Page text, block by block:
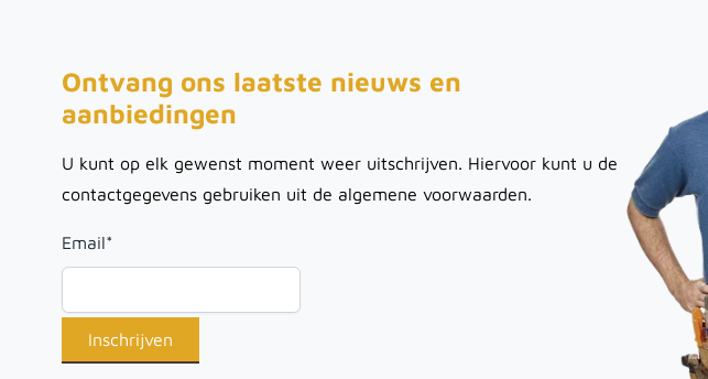
Ontvang ons laatste nieuws en
aanbiedingen
U kunt op elk gewenst moment weer uitschrijven. Hiervoor kunt u de
contactgegevens gebruiken uit de algemene voorwaarden.
Email*